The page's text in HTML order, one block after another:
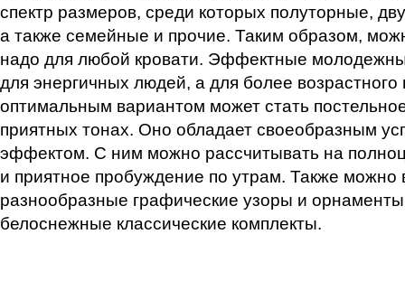
спектр размеров, среди которых полуторные,
а также семейные и прочие. Таким образом,
надо для любой кровати. Эффектные
для энергичных людей, а для более возрастного
оптимальным вариантом может стать
приятных тонах. Оно обладает своеобразным
эффектом. С ним можно рассчитывать на
и приятное пробуждение по утрам. Также можно
разнообразные графические узоры и
белоснежные классические комплекты.